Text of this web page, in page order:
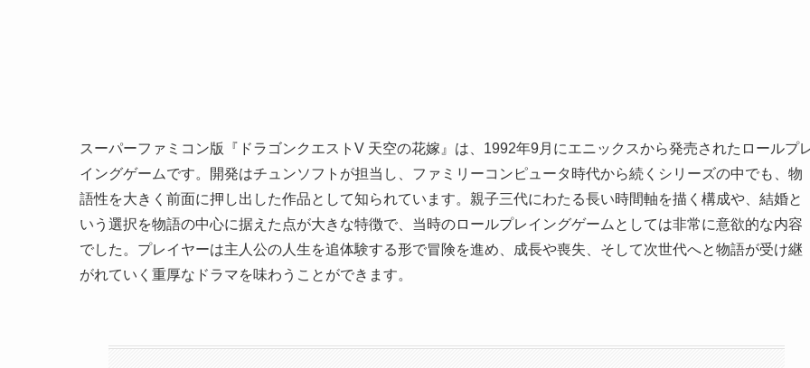
スーパーファミコン版『ドラゴンクエストV 天空の花嫁』は、1992年9月にエニックスから発売されたロールプ
イングゲームです。開発はチュンソフトが担当し、ファミリーコンピュータ時代から続くシリーズの中でも、物
語性を大きく前面に押し出した作品として知られています。親子三代にわたる長い時間軸を描く構成や、結婚と
いう選択を物語の中心に据えた点が大きな特徴で、当時のロールプレイングゲームとしては非常に意欲的な内容
でした。プレイヤーは主人公の人生を追体験する形で冒険を進め、成長や喪失、そして次世代へと物語が受け継
がれていく重厚なドラマを味わうことができます。